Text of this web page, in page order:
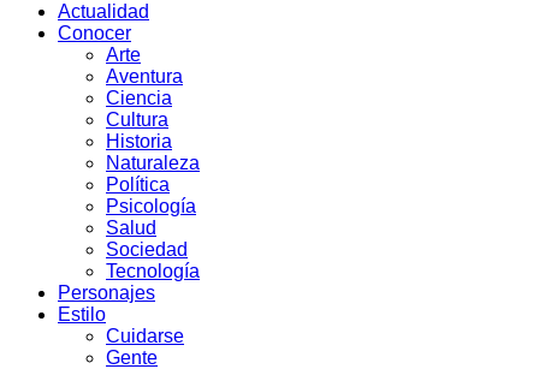
Actualidad
Conocer
Arte
Aventura
Ciencia
Cultura
Historia
Naturaleza
Política
Psicología
Salud
Sociedad
Tecnología
Personajes
Estilo
Cuidarse
Gente